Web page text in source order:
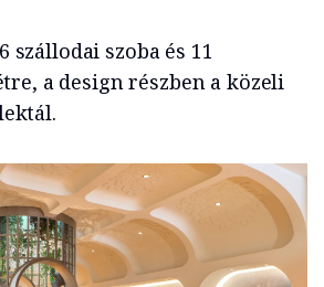
szállodai szoba és 11
a design részben a közeli